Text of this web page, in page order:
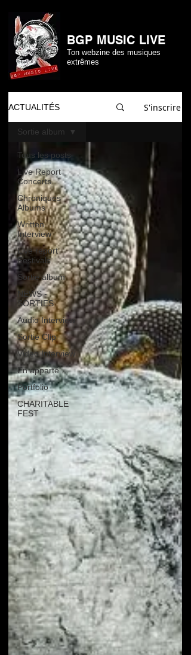
BGP MUSIC LIVE
Ton webzine des musiques
extrêmes
ACTUALITÉS S'inscrire
Tous les posts
Live Report
Concerts
Chroniques
Albums
Written
Interview
Live report
Festivals
Sortie album
NEWS -
SORTIES
Audio Interview
Sortie Clip
Video Interview
En apparté ...
Portfolio
CHARITABLE
FEST
Sortie album